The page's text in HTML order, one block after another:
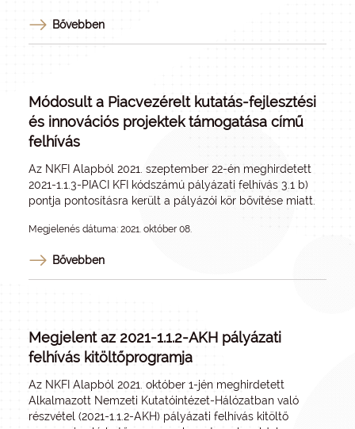
Bővebben
Módosult a Piacvezérelt kutatás-fejlesztési
és innovációs projektek támogatása című
felhívás
Az NKFI Alapból 2021. szeptember 22-én meghirdetett
2021-1.1.3-PIACI KFI kódszámú pályázati felhívás 3.1 b)
pontja pontosításra került a pályázói kör bővítése miatt.
Megjelenés dátuma: 2021. október 08.
Bővebben
Megjelent az 2021-1.1.2-AKH pályázati
felhívás kitöltőprogramja
Az NKFI Alapból 2021. október 1-jén meghirdetett
Alkalmazott Nemzeti Kutatóintézet-Hálózatban való
részvétel (2021-1.1.2-AKH) pályázati felhívás kitöltő